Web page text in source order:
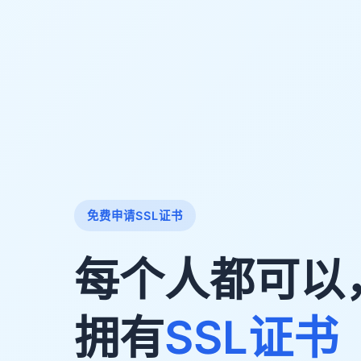
免费申请SSL证书
每个人都可以
拥有SSL证书